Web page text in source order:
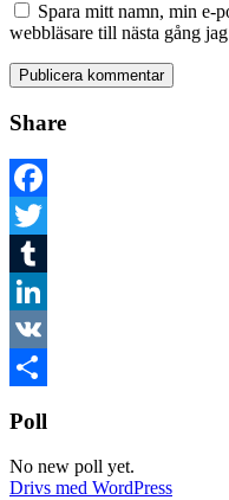
Spara mitt namn, min e-
webbläsare till nästa gång
Share
Facebook
Twitter
Tumblr
LinkedIn
VK
Poll
No new poll yet.
Drivs med WordPress